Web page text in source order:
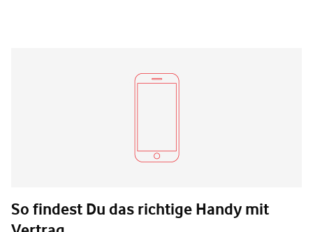
So findest Du das richtige Handy mit